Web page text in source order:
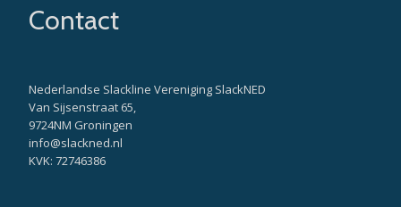
Contact
Nederlandse Slackline Vereniging SlackNED
Van Sijsenstraat 65,
9724NM Groningen
info@slackned.nl
KVK: 72746386